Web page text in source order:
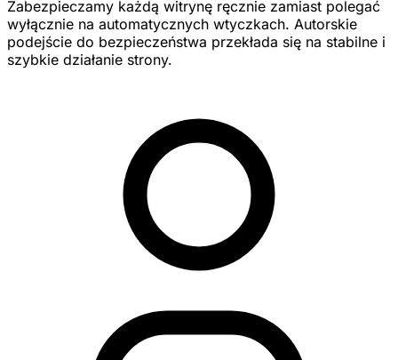
Zabezpieczamy każdą witrynę ręcznie zamiast polegać
wyłącznie na automatycznych wtyczkach. Autorskie
podejście do bezpieczeństwa przekłada się na stabilne i
szybkie działanie strony.